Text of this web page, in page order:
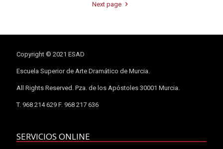
Next page
Copyright © 2021 ESAD
Escuela Superior de Arte Dramático de Murcia.
All Rights Reserved. Pza. de los Apóstoles 30001 Murcia.
T. 968 214 629 F. 968 217 636
SERVICIOS ONLINE